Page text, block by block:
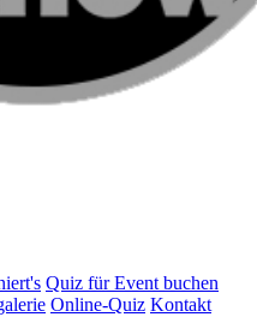
Quiz für Event buchen
Online-Quiz Kontakt